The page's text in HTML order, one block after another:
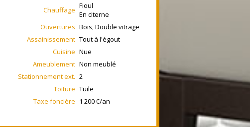
Chauffage Fioul
En citerne
Ouvertures Bois, Double vitrage
Assainissement Tout à l'égout
Cuisine Nue
Ameublement Non meublé
Stationnement ext. 2
Toiture Tuile
Taxe foncière 1 200 €/an